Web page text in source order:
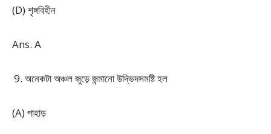
(D) শৃঙ্গবিহীন
Ans. A
অনেকটা অঞ্চল জুড়ে জন্মানো উদ্ভিদসমষ্টি হল
(A) পাহাড়